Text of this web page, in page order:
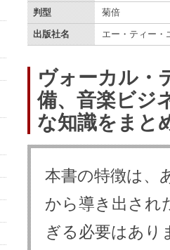
判型 菊倍
出版社名 エー・ティー・
ヴォーカル・
備、音楽ビジ
な知識をまと
本書の特徴は、
から導き出され
ぎる必要はあり